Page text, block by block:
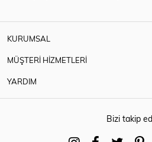
KURUMSAL
MÜŞTERİ HİZMETLERİ
YARDIM
Bizi takip